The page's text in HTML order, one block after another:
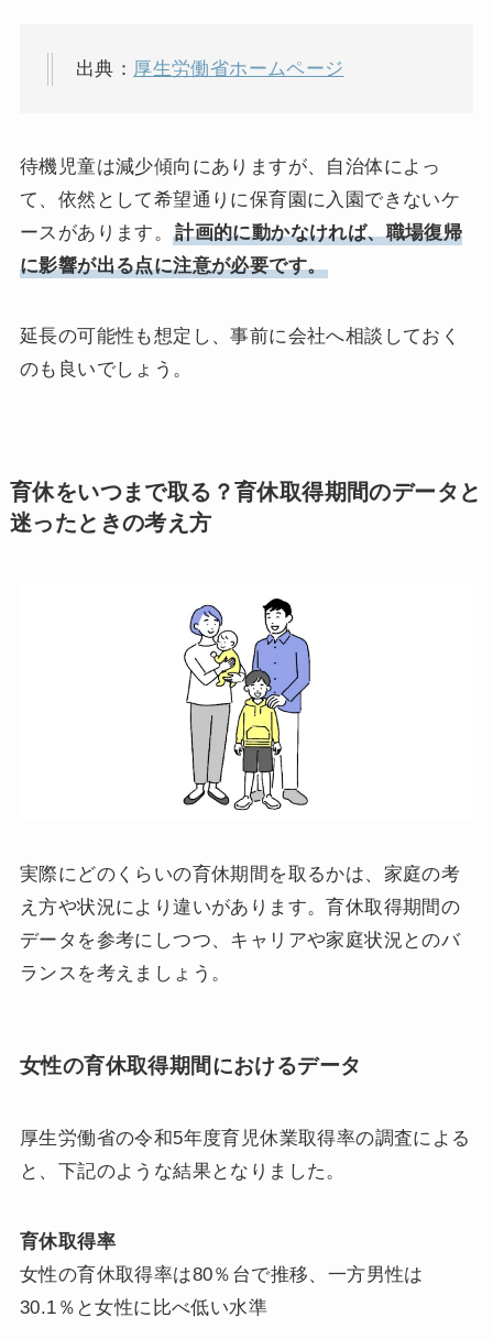
出典： 厚生労働省ホームページ
待機児童は減少傾向にありますが、自治体によっ
て、依然として希望通りに保育園に入園できないケ
ースがあります。計画的に動かなければ、職場復帰
に影響が出る点に注意が必要です。
延長の可能性も想定し、事前に会社へ相談しておく
のも良いでしょう。
育休をいつまで取る？育休取得期間のデータと
迷ったときの考え方
実際にどのくらいの育休期間を取るかは、家庭の考
え方や状況により違いがあります。育休取得期間の
データを参考にしつつ、キャリアや家庭状況とのバ
ランスを考えましょう。
女性の育休取得期間におけるデータ
厚生労働省の令和5年度育児休業取得率の調査による
と、下記のような結果となりました。
育休取得率
女性の育休取得率は80％台で推移、一方男性は
30.1％と女性に比べ低い水準